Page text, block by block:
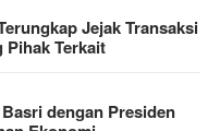
Jejak Transaksi
Pihak Terkait
dengan Presiden